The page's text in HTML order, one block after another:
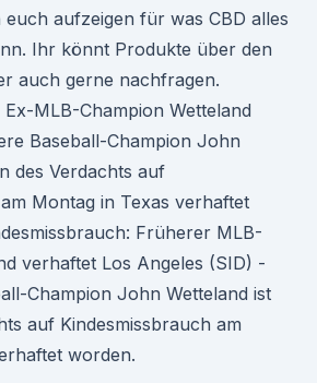
euch aufzeigen für was CBD alles
Ihr könnt Produkte über den
auch gerne nachfragen.
MLB-Champion Wetteland
Baseball-Champion John
des Verdachts auf
Montag in Texas verhaftet
Früherer MLB-
verhaftet Los Angeles (SID) -
Champion John Wetteland ist
auf Kindesmissbrauch am
worden.